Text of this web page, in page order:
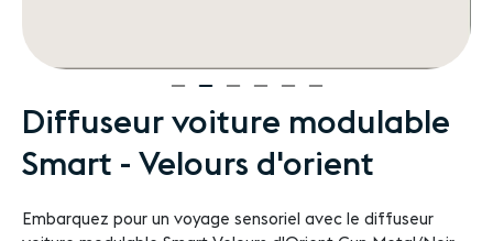
Passer
au
début
la
Galerie
Diffuseur voiture modulable
Smart - Velours d'orient
Embarquez pour un voyage sensoriel avec le diffuseur